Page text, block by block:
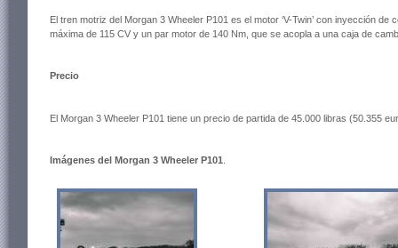
El tren motriz del Morgan 3 Wheeler P101 es el motor ‘V-Twin’ con inyección de
máxima de 115 CV y un par motor de 140 Nm, que se acopla a una caja de
Precio
El Morgan 3 Wheeler P101 tiene un precio de partida de 45.000 libras (50.355
Imágenes del Morgan 3 Wheeler P101